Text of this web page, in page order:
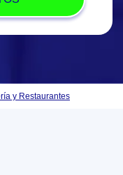
y Restaurantes